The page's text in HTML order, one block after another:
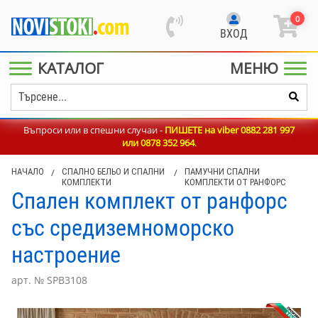
ВХОД
0
КАТАЛОГ МЕНЮ
Въпроси или в спешни случаи -ПИШЕТЕ на viber 0882 281 997
или0878 352 964.
НАЧАЛО /
СПАЛНО БЕЛЬО И СПАЛНИ
КОМПЛЕКТИ
/
ПАМУЧНИ СПАЛНИ
КОМПЛЕКТИ ОТ РАНФОРС
Спален комплект от ранфорс
със средиземноморско
настроение
арт. № SPB3108